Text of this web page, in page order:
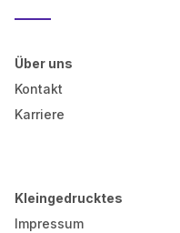
Über uns
Kontakt
Karriere
Kleingedrucktes
Impressum